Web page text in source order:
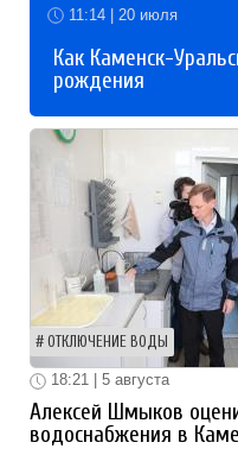
11:14 | 20 июля
Как Каменск-
рождения
ОТКЛЮЧЕНИЕ ВОДЫ
18:21 | 5 августа
Алексей Шмыков
водоснабжения в